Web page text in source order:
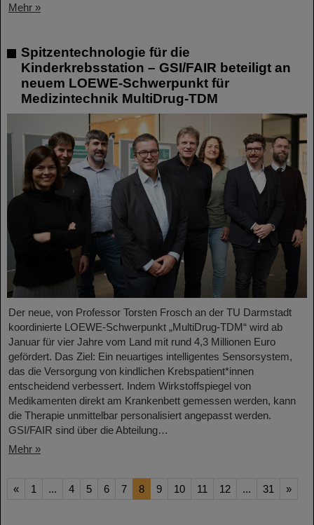
Mehr »
Spitzentechnologie für die
Kinderkrebsstation – GSI/FAIR beteiligt an
neuem LOEWE-Schwerpunkt für
Medizintechnik MultiDrug-TDM
Der neue, von Professor Torsten Frosch an der TU Darmstadt
koordinierte LOEWE-Schwerpunkt „MultiDrug-TDM“ wird ab
Januar für vier Jahre vom Land mit rund 4,3 Millionen Euro
gefördert. Das Ziel: Ein neuartiges intelligentes Sensorsystem,
das die Versorgung von kindlichen Krebspatient*innen
entscheidend verbessert. Indem Wirkstoffspiegel von
Medikamenten direkt am Krankenbett gemessen werden, kann
die Therapie unmittelbar personalisiert angepasst werden.
GSI/FAIR sind über die Abteilung…
Mehr »
« 1 ... 4 5 6 7 8 9 10 11 12 ... 31 »